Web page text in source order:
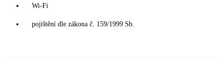
Wi-Fi
pojištění dle zákona č. 159/1999 Sb.